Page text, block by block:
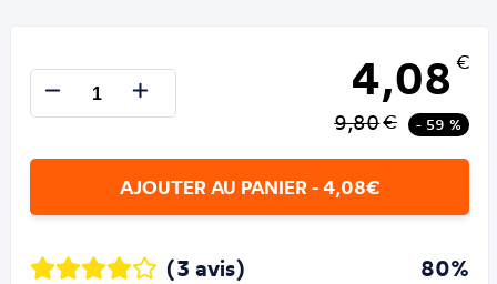
4,08 €
9,80€ - 59 %
AJOUTER AU PANIER - 4,08€
(3 avis) 80%